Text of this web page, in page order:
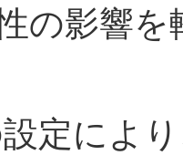
の影響
定によ